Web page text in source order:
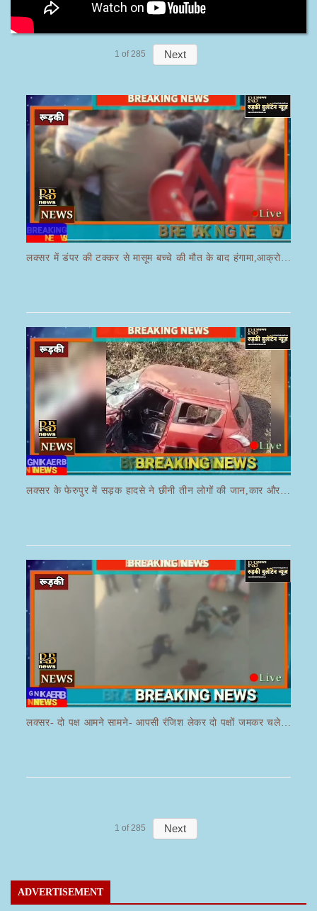
1 of 285 Next
लक्सर में डंपर की टक्कर से मासूम बच्चे की मौत के बाद हंगामा,आक्रोशित भीड़ ने डंपर चालक की करी पिटाई
लक्सर- दो पक्ष आमने सामने- आपसी रंजिश लेकर दो पक्षों जमकर चले लाठी डंडे का वीडियो जमकर हो रहा वायरल
1 of 285 Next
ADVERTISEMENT